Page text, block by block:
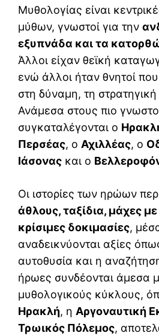
Μυθολογίας είναι
μύθων, γνωστοί για την
εξυπνάδα και τα
Άλλοι είχαν θεϊκή
ενώ άλλοι ήταν θνητοί
στη δύναμη, τη
Ανάμεσα στους πιο
συγκαταλέγονται ο
Περσέας, ο Αχιλλέας, ο
Ιάσονας και ο
Οι ιστορίες των ηρώων
άθλους, ταξίδια, μάχες
κρίσιμες δοκιμασίες,
αναδεικνύονται αξίες
αυτοθυσία και η
ήρωες συνδέονται άμεσα
μυθολογικούς κύκλους,
Ηρακλή, η Αργοναυτική
Τρωικός Πόλεμος,